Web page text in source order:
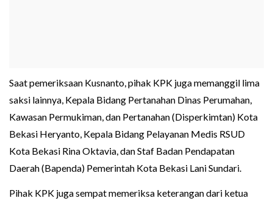
Saat pemeriksaan Kusnanto, pihak KPK juga memanggil lima
saksi lainnya, Kepala Bidang Pertanahan Dinas Perumahan,
Kawasan Permukiman, dan Pertanahan (Disperkimtan) Kota
Bekasi Heryanto, Kepala Bidang Pelayanan Medis RSUD
Kota Bekasi Rina Oktavia, dan Staf Badan Pendapatan
Daerah (Bapenda) Pemerintah Kota Bekasi Lani Sundari.
Pihak KPK juga sempat memeriksa keterangan dari ketua